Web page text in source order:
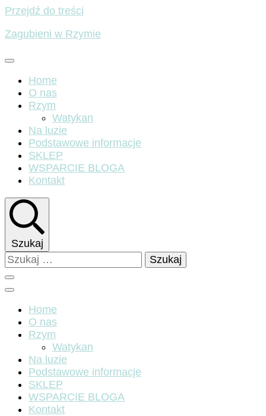
Przejdź do treści
Zagubieni w Rzymie
Home
O nas
Rzym
Watykan
Na luzie
Podstawowe informacje
SKLEP
WSPARCIE BLOGA
Kontakt
Szukaj
Szukaj:
Home
O nas
Rzym
Watykan
Na luzie
Podstawowe informacje
SKLEP
WSPARCIE BLOGA
Kontakt